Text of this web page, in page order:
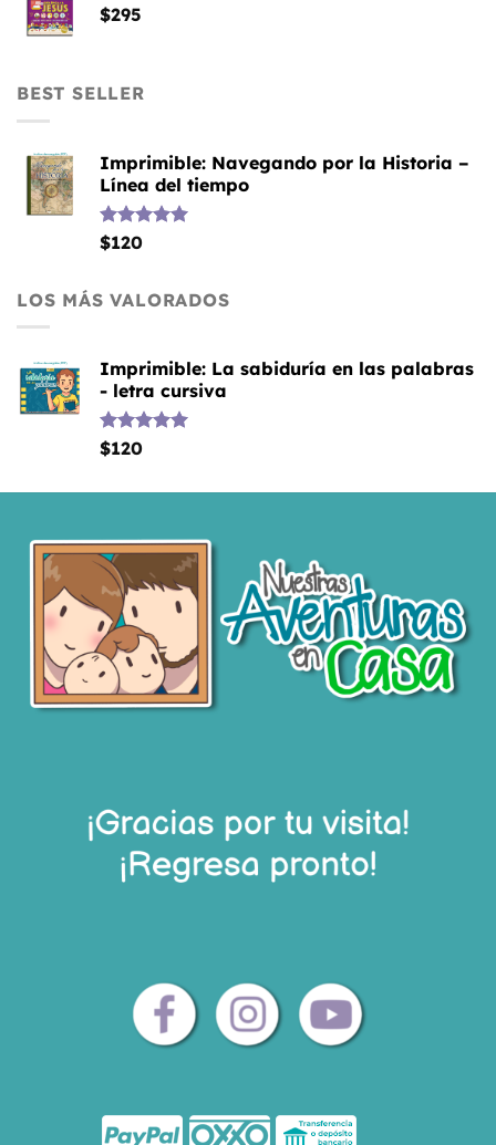
$295
BEST SELLER
Imprimible: Navegando por la Historia –
Línea del tiempo
Valorado
$120
LOS MÁS VALORADOS
Imprimible: La sabiduría en las palabras
- letra cursiva
Valorado
$120